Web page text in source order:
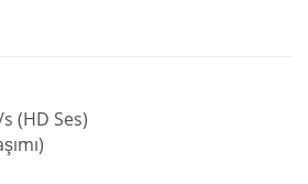
(HD Ses)